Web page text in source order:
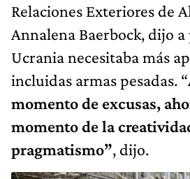
Relaciones Exteriores de
Annalena Baerbock, dijo
Ucrania necesitaba más
incluidas armas pesadas. “
momento de excusas,
momento de la
pragmatismo”, dijo.